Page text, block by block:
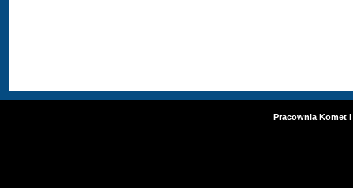
Pracownia Komet